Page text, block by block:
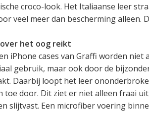
croco-look. Het Italiaanse leer
veel meer dan bescherming alleen.
het oog reikt
iPhone cases van Graffi worden
gebruik, maar ook door de
Daarbij loopt het leer
toe door. Dit ziet er niet alleen fraai
slijtvast. Een microfiber voering